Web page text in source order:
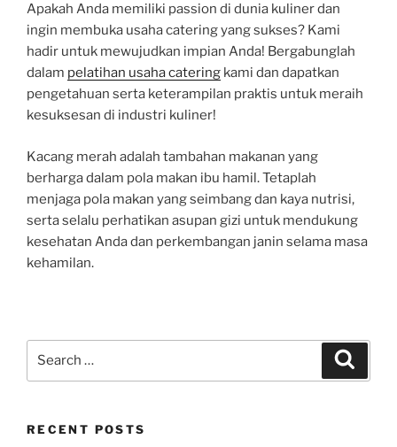
Apakah Anda memiliki passion di dunia kuliner dan
ingin membuka usaha catering yang sukses? Kami
hadir untuk mewujudkan impian Anda! Bergabunglah
dalam pelatihan usaha catering kami dan dapatkan
pengetahuan serta keterampilan praktis untuk meraih
kesuksesan di industri kuliner!
Kacang merah adalah tambahan makanan yang
berharga dalam pola makan ibu hamil. Tetaplah
menjaga pola makan yang seimbang dan kaya nutrisi,
serta selalu perhatikan asupan gizi untuk mendukung
kesehatan Anda dan perkembangan janin selama masa
kehamilan.
RECENT POSTS